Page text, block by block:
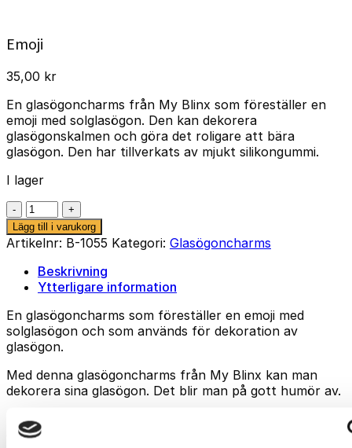
Emoji
35,00 kr
En glasögoncharms från My Blinx som föreställer en
emoji med solglasögon. Den kan dekorera
glasögonskalmen och göra det roligare att bära
glasögon. Den har tillverkats av mjukt silikongummi.
I lager
Emoji
mängd
Lägg till i varukorg
Artikelnr: B-1055 Kategori: Glasögoncharms
Beskrivning
Ytterligare information
En glasögoncharms som föreställer en emoji med
solglasögon och som används för dekoration av
glasögon.
Med denna glasögoncharms från My Blinx kan man
dekorera sina glasögon. Det blir man på gott humör av.
Det är enkelt att dra av och på den på
glasögonskalmen. Vi har glasögoncharms för alla